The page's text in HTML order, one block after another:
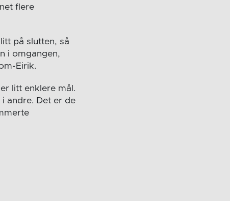
flere
på slutten, så
i omgangen,
Eirik.
litt enklere mål.
andre. Det er de